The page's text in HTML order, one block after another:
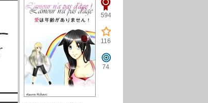
594
116
74